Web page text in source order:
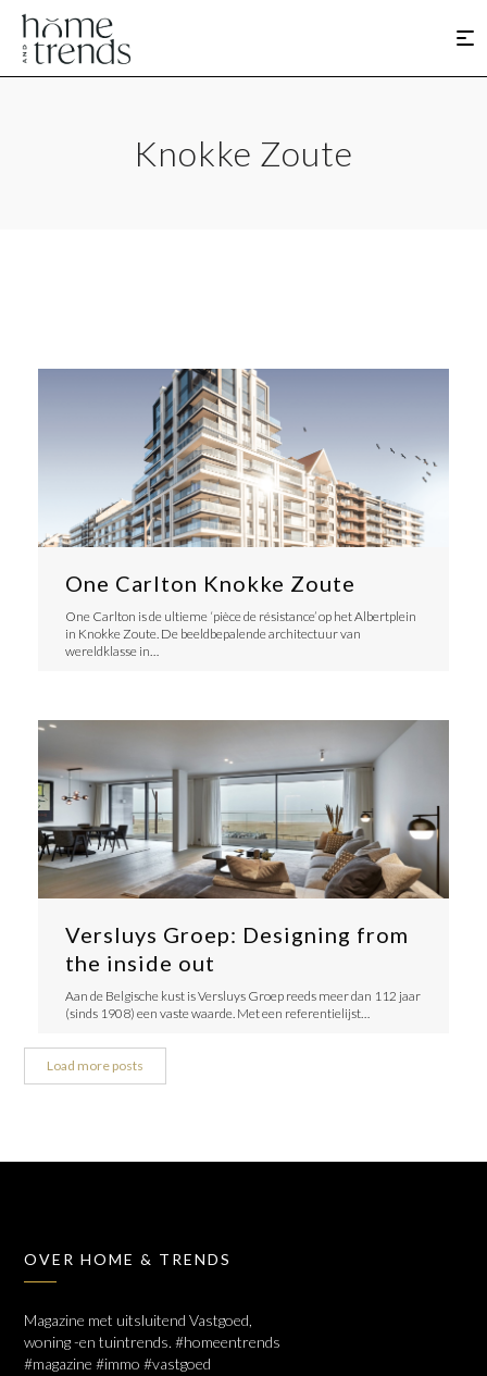
Knokke Zoute
One Carlton Knokke Zoute
One Carlton is de ultieme ‘pièce de résistance’ op het Albertplein
in Knokke Zoute. De beeldbepalende architectuur van
wereldklasse in…
Versluys Groep: Designing from
the inside out
Aan de Belgische kust is Versluys Groep reeds meer dan 112 jaar
(sinds 1908) een vaste waarde. Met een referentielijst…
Load more posts
OVER HOME & TRENDS
Magazine met uitsluitend Vastgoed,
woning -en tuintrends. #homeentrends
#magazine #immo #vastgoed